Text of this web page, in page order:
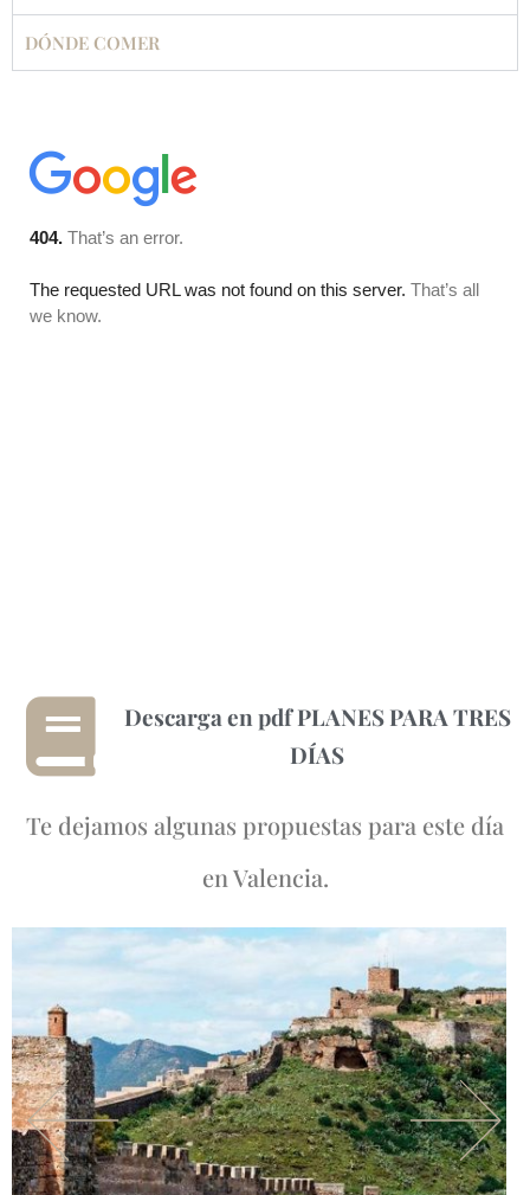
DÓNDE COMER
Descarga en pdf PLANES PARA TRES
DÍAS
Te dejamos algunas propuestas para este día
en Valencia.